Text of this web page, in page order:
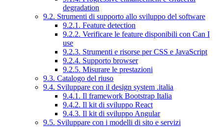
degradation
9.2. Strumenti di supporto allo sviluppo del software
9.2.1. Feature detection
9.2.2. Verificare le feature disponibili con Can I
use
9.2.3. Strumenti e risorse per CSS e JavaScript
9.2.4. Supporto browser
9.2.5. Misurare le prestazioni
9.3. Catalogo del riuso
9.4. Sviluppare con il design system .italia
9.4.1. Il framework Bootstrap Italia
9.4.2. Il kit di sviluppo React
9.4.3. Il kit di sviluppo Angular
9.5. Sviluppare con i modelli di sito e servizi